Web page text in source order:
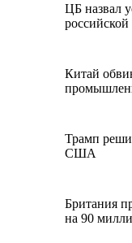
ЦБ назвал
Китай
Трамп
США
Британия
на 90